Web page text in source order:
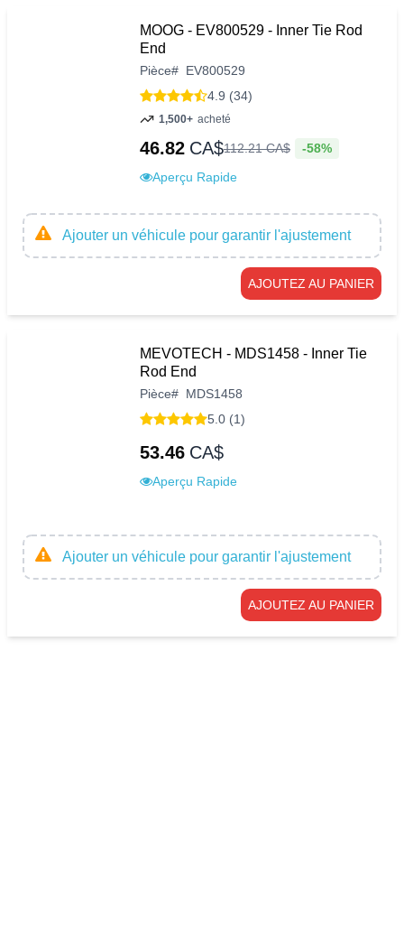
MOOG - EV800529 - Inner Tie Rod
End
Pièce# EV800529
4.9 (34)
1,500+ acheté
46.82 CA$112.21CA$ -58%
Aperçu Rapide
Ajouter un véhicule pour garantir l'ajustement
AJOUTEZ AU PANIER
MEVOTECH - MDS1458 - Inner Tie
Rod End
Pièce# MDS1458
5.0 (1)
53.46 CA$
Aperçu Rapide
Ajouter un véhicule pour garantir l'ajustement
AJOUTEZ AU PANIER